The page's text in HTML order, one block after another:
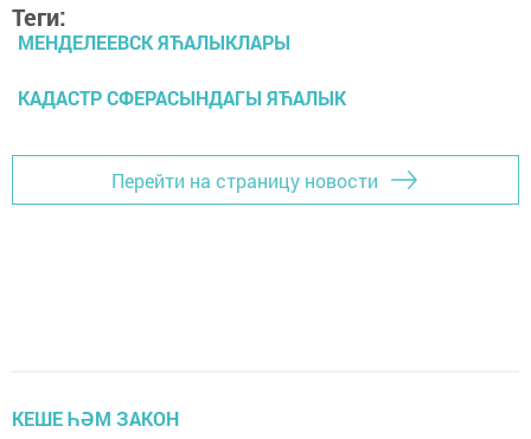
Теги:
МЕНДЕЛЕЕВСК ЯЋАЛЫКЛАРЫ
КАДАСТР СФЕРАСЫНДАГЫ ЯЋАЛЫК
Перейти на страницу новости
КЕШЕ ҺӘМ ЗАКОН